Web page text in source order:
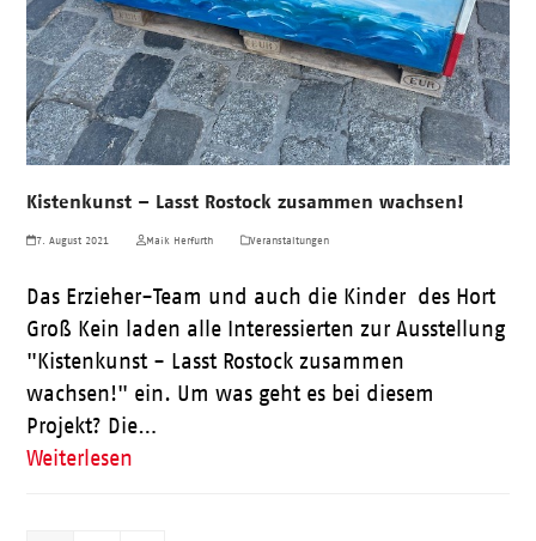
Kistenkunst – Lasst Rostock zusammen wachsen!
7. August 2021 Maik Herfurth Veranstaltungen
Das Erzieher-Team und auch die Kinder des Hort
Groß Kein laden alle Interessierten zur Ausstellung
"Kistenkunst - Lasst Rostock zusammen
wachsen!" ein. Um was geht es bei diesem
Projekt? Die…
Weiterlesen